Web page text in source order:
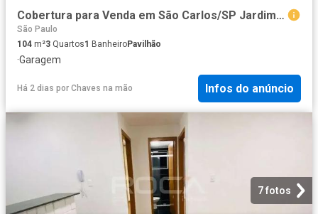
Cobertura para Venda em São Carlos/SP Jardim Gibertoni 3 Quartos
São Paulo
104 m²3 Quartos1 BanheiroPavilhão
·Garagem
Há 2 dias por Chaves na mão Infos do anúncio
7 fotos